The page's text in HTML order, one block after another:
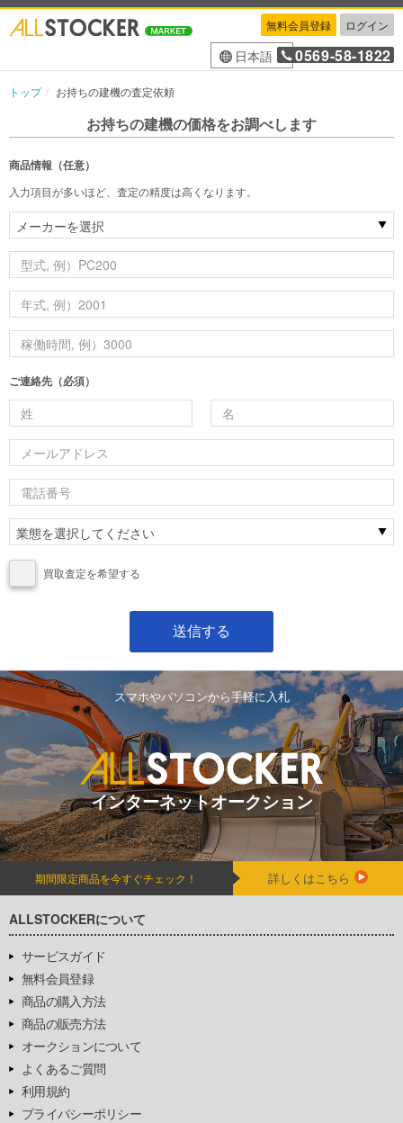
無料会員登録 ログイン
日本語 0569-58-1822
トップ お持ちの建機の査定依頼
お持ちの建機の価格をお調べします
商品情報（任意）
入力項目が多いほど、査定の精度は高くなります。
ご連絡先（必須）
買取査定を希望する
スマホやパソコンから手軽に入札
インターネットオークション
期間限定商品を今すぐチェック！ 詳しくはこちら
ALLSTOCKERについて
サービスガイド
無料会員登録
商品の購入方法
商品の販売方法
オークションについて
よくあるご質問
利用規約
プライバシーポリシー